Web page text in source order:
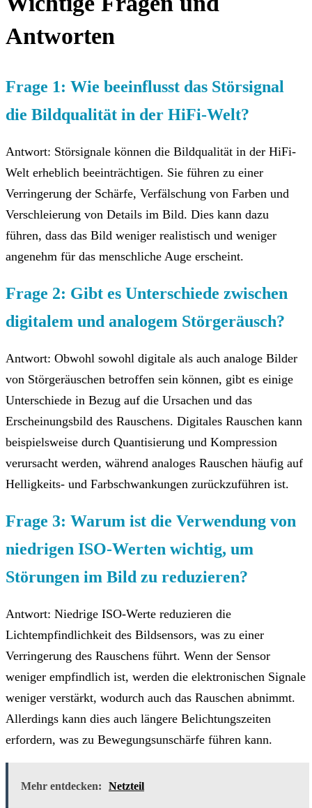
Antworten
Frage 1: Wie beeinflusst das Störsignal
die Bildqualität in der HiFi-Welt?
Antwort: Störsignale können die Bildqualität in der HiFi-
Welt erheblich beeinträchtigen. Sie führen zu einer
Verringerung der Schärfe, Verfälschung von Farben und
Verschleierung von Details im Bild. Dies kann dazu
führen, dass das Bild weniger realistisch und weniger
angenehm für das menschliche Auge erscheint.
Frage 2: Gibt es Unterschiede zwischen
digitalem und analogem Störgeräusch?
Antwort: Obwohl sowohl digitale als auch analoge Bilder
von Störgeräuschen betroffen sein können, gibt es einige
Unterschiede in Bezug auf die Ursachen und das
Erscheinungsbild des Rauschens. Digitales Rauschen kann
beispielsweise durch Quantisierung und Kompression
verursacht werden, während analoges Rauschen häufig auf
Helligkeits- und Farbschwankungen zurückzuführen ist.
Frage 3: Warum ist die Verwendung von
niedrigen ISO-Werten wichtig, um
Störungen im Bild zu reduzieren?
Antwort: Niedrige ISO-Werte reduzieren die
Lichtempfindlichkeit des Bildsensors, was zu einer
Verringerung des Rauschens führt. Wenn der Sensor
weniger empfindlich ist, werden die elektronischen Signale
weniger verstärkt, wodurch auch das Rauschen abnimmt.
Allerdings kann dies auch längere Belichtungszeiten
erfordern, was zu Bewegungsunschärfe führen kann.
Mehr entdecken: Netzteil